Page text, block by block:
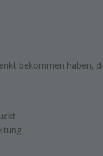
bekommen haben,